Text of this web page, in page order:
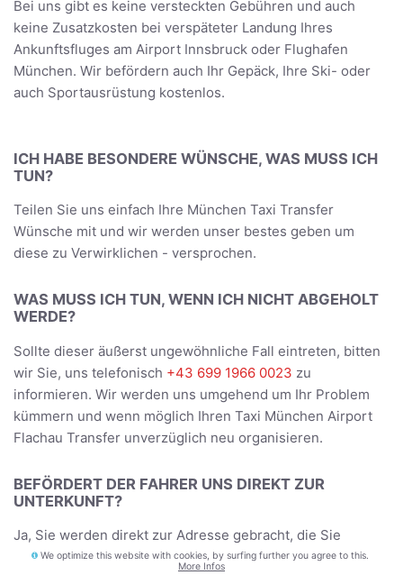
Bei uns gibt es keine versteckten Gebühren und auch
keine Zusatzkosten bei verspäteter Landung Ihres
Ankunftsfluges am Airport Innsbruck oder Flughafen
München. Wir befördern auch Ihr Gepäck, Ihre Ski- oder
auch Sportausrüstung kostenlos.
ICH HABE BESONDERE WÜNSCHE, WAS MUSS ICH
TUN?
Teilen Sie uns einfach Ihre München Taxi Transfer
Wünsche mit und wir werden unser bestes geben um
diese zu Verwirklichen - versprochen.
WAS MUSS ICH TUN, WENN ICH NICHT ABGEHOLT
WERDE?
Sollte dieser äußerst ungewöhnliche Fall eintreten, bitten
wir Sie, uns telefonisch +43 699 1966 0023 zu
informieren. Wir werden uns umgehend um Ihr Problem
kümmern und wenn möglich Ihren Taxi München Airport
Flachau Transfer unverzüglich neu organisieren.
BEFÖRDERT DER FAHRER UNS DIREKT ZUR
UNTERKUNFT?
Ja, Sie werden direkt zur Adresse gebracht, die Sie
während der Buchung angegeben haben - und bei der
We optimize this website with cookies, by surfing further you agree to this.
More Infos